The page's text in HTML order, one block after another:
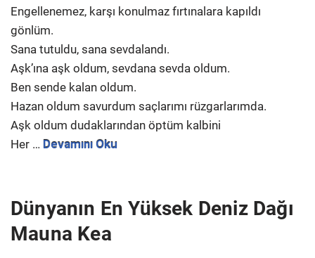
Engellenemez, karşı konulmaz fırtınalara kapıldı
gönlüm.
Sana tutuldu, sana sevdalandı.
Aşk’ına aşk oldum, sevdana sevda oldum.
Ben sende kalan oldum.
Hazan oldum savurdum saçlarımı rüzgarlarımda.
Aşk oldum dudaklarından öptüm kalbini
Her … Devamını Oku
Dünyanın En Yüksek Deniz Dağı
Mauna Kea